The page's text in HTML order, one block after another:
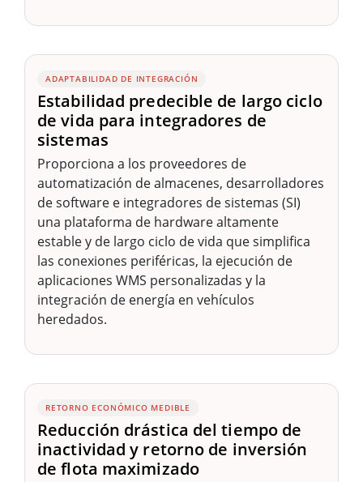
ADAPTABILIDAD DE INTEGRACIÓN
Estabilidad predecible de largo ciclo
de vida para integradores de
sistemas
Proporciona a los proveedores de
automatización de almacenes, desarrolladores
de software e integradores de sistemas (SI)
una plataforma de hardware altamente
estable y de largo ciclo de vida que simplifica
las conexiones periféricas, la ejecución de
aplicaciones WMS personalizadas y la
integración de energía en vehículos
heredados.
RETORNO ECONÓMICO MEDIBLE
Reducción drástica del tiempo de
inactividad y retorno de inversión
de flota maximizado